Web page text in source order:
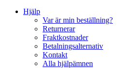
Hjälp
Var är min beställning?
Returnerar
Fraktkostnader
Betalningsalternativ
Kontakt
Alla hjälpämnen